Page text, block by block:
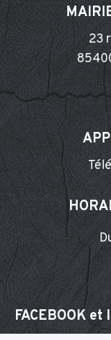
23
FACEBOOK et